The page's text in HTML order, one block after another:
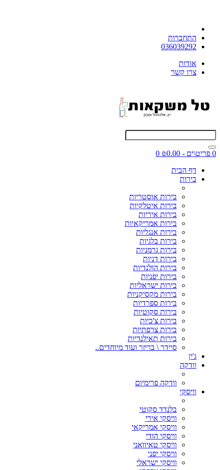
התחברות
036039292
אודות
צרו קשר
0 פריט\ים - ₪0.00
0
דף הבית
בירות
בירות אוסטריות
בירות איטלקיות
בירות איריות
בירות אמריקאיות
בירות אנגליות
בירות בלגיות
בירות גרמניות
בירות דניות
בירות הולנדיות
בירות יפניות
בירות ישראליות
בירות מקסיקניות
בירות ספרדיות
בירות סקוטיות
בירות צ'כיות
בירות צרפתיות
בירות תאילנדיות
סיידר \ בריזר ועוד מיוחדים..
ג'ין
וודקה
וודקה פרימיום
וויסקי
בלנדד סקוטי
וויסקי אירי
וויסקי אמריקאי
וויסקי הודי
וויסקי טאיוואני
וויסקי יפני
וויסקי ישראלי